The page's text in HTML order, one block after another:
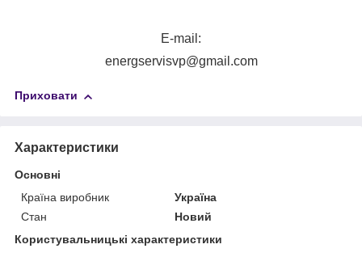
E-mail:
energservisvp@gmail.com
Приховати
Характеристики
Основні
Країна виробник
Україна
Стан
Новий
Користувальницькі характеристики